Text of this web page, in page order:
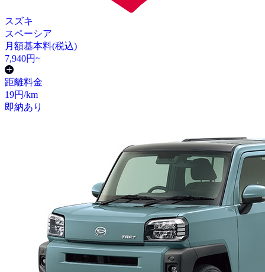
スズキ
スペーシア
月額基本料(税込)
7,940円~
距離料金
19円/km
即納あり